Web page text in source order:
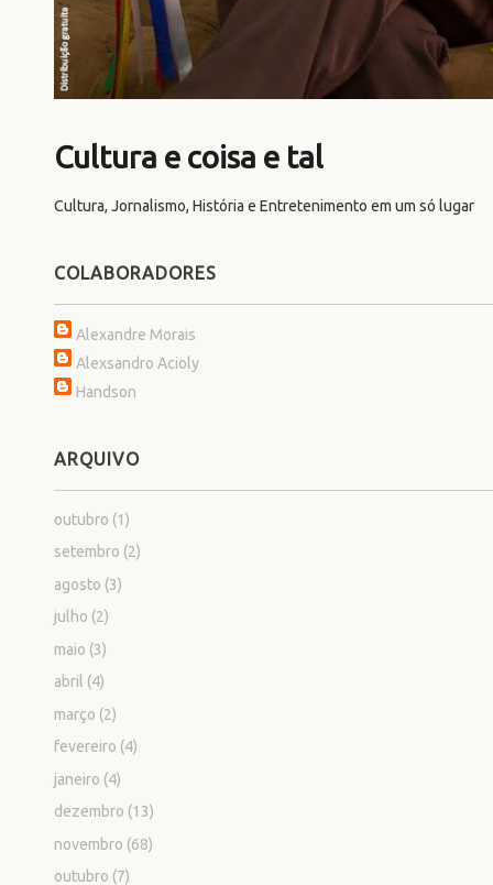
Cultura e coisa e tal
Cultura, Jornalismo, História e Entretenimento em um só lugar
COLABORADORES
Alexandre Morais
Alexsandro Acioly
Handson
ARQUIVO
outubro (1)
setembro (2)
agosto (3)
julho (2)
maio (3)
abril (4)
março (2)
fevereiro (4)
janeiro (4)
dezembro (13)
novembro (68)
outubro (7)